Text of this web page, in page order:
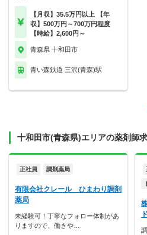
【月収】35.5万円以上 【年
収】500万円～700万円程度
【時給】2,600円～
青森県 十和田市
青い森鉄道 三沢(青森)駅
十和田市(青森県)エリアの薬剤師
正社員 調剤薬局
有限会社クレール ひまわり調剤
薬局
未経験可！丁寧なフォロー体制があ
りますので、働きや…